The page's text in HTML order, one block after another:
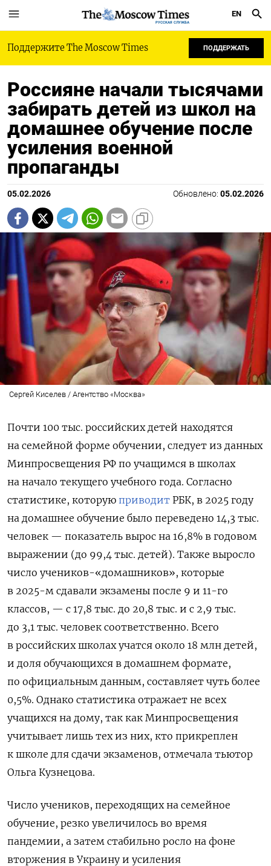
РУССКАЯ СЛУЖБА
EN
Поддержите The Moscow Times ПОДДЕРЖАТЬ
Россияне начали тысячами
забирать детей из школ на
домашнее обучение после
усиления военной
пропаганды
05.02.2026 Обновлено: 05.02.2026
Сергей Киселев / Агентство «Москва»
Почти 100 тыс. российских детей находятся
на семейной форме обучении, следует из данных
Минпросвещения РФ по учащимся в школах
на начало текущего учебного года. Согласно
статистике, которую приводит РБК, в 2025 году
на домашнее обучение было переведено 14,3 тыс.
человек — показатель вырос на 16,8% в годовом
выражении (до 99,4 тыс. детей). Также выросло
число учеников-«домашников», которые
в 2025-м сдавали экзамены после 9 и 11-го
классов, — с 17,8 тыс. до 20,8 тыс. и с 2,9 тыс.
до 3,1 тыс. человек соответственно. Всего
в российских школах учатся около 18 млн детей,
и доля обучающихся в домашнем формате,
по официальным данным, составляет чуть более
0,5%. Однако статистика отражает не всех
учащихся на дому, так как Минпросвещения
учитывает лишь тех из них, кто прикреплен
к школе для сдачи экзаменов, отмечала тьютор
Ольга Кузнецова.
Число учеников, переходящих на семейное
обучение, резко увеличилось во время
пандемии, а затем стабильно росло на фоне
вторжения в Украину и усиления